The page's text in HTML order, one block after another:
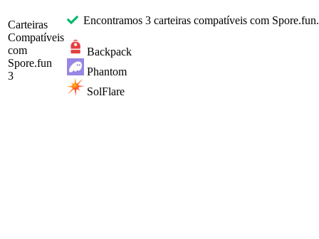
Carteiras
Compatíveis
com
Spore.fun
3
Encontramos 3 carteiras compatíveis com Spore.fun.
Backpack
Phantom
SolFlare